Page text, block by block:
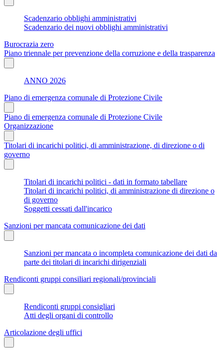
Scadenzario obblighi amministrativi
Scadenzario dei nuovi obblighi amministrativi
Burocrazia zero
Piano triennale per prevenzione della corruzione e della trasparenza
ANNO 2026
Piano di emergenza comunale di Protezione Civile
Piano di emergenza comunale di Protezione Civile
Organizzazione
Titolari di incarichi politici, di amministrazione, di direzione o di
governo
Titolari di incarichi politici - dati in formato tabellare
Titolari di incarichi politici, di amministrazione di direzione o
di governo
Soggetti cessati dall'incarico
Sanzioni per mancata comunicazione dei dati
Sanzioni per mancata o incompleta comunicazione dei dati da
parte dei titolari di incarichi dirigenziali
Rendiconti gruppi consiliari regionali/provinciali
Rendiconti gruppi consigliari
Atti degli organi di controllo
Articolazione degli uffici